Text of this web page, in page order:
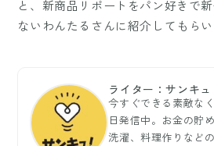
と、新商品リポートをパン好きで
ないわんたるさんに紹介してもらい
ライター：サンキ
今すぐできる素敵な
日発信中。お金の貯
洗濯、料理作りなど